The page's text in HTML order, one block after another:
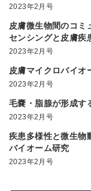
2023年2月号
皮膚微生物間のコミ
センシングと皮膚疾
2023年2月号
皮膚マイクロバイオ
2023年2月号
毛嚢・脂腺が形成す
2023年2月号
疾患多様性と微生物
バイオーム研究
2023年2月号